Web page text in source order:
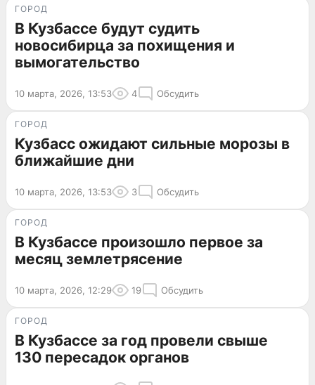
ГОРОД
В Кузбассе будут судить
новосибирца за похищения и
вымогательство
10 марта, 2026, 13:53 4 Обсудить
ГОРОД
Кузбасс ожидают сильные морозы в
ближайшие дни
10 марта, 2026, 13:53 3 Обсудить
ГОРОД
В Кузбассе произошло первое за
месяц землетрясение
10 марта, 2026, 12:29 19 Обсудить
ГОРОД
В Кузбассе за год провели свыше
130 пересадок органов